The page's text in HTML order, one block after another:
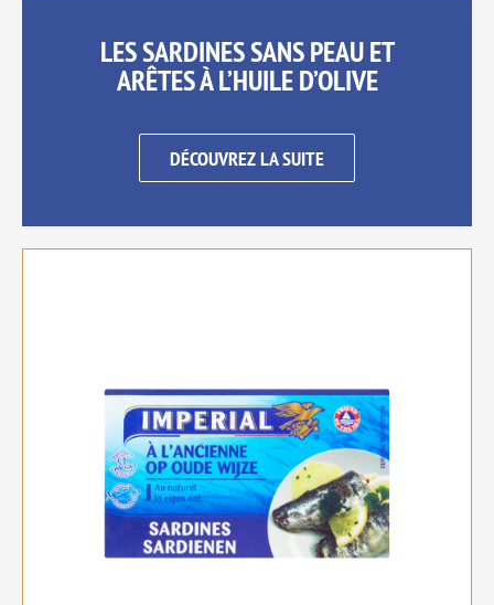
LES SARDINES SANS PEAU ET
ARÊTES À L’HUILE D’OLIVE
DÉCOUVREZ LA SUITE